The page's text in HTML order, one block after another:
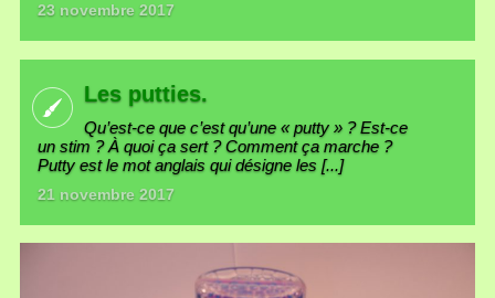
23 novembre 2017
Les putties.
Qu’est-ce que c’est qu’une « putty » ? Est-ce
un stim ? À quoi ça sert ? Comment ça marche ?
Putty est le mot anglais qui désigne les [...]
21 novembre 2017